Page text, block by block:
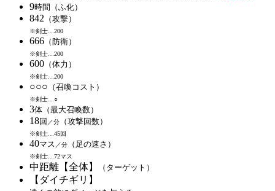
9時間（ふ化）
842 （攻撃）
※剣士…200
666 （防衛）
※剣士…200
600 （体力）
※剣士…200
○○○ （召喚コスト）
※剣士…○
3体（最大召喚数）
18回 ／分 （攻撃回数）
※剣士…45回
40マス ／分 （足の速さ）
※剣士…72マス
中距離【全体】 （ターゲット）
【ダイチギリ】